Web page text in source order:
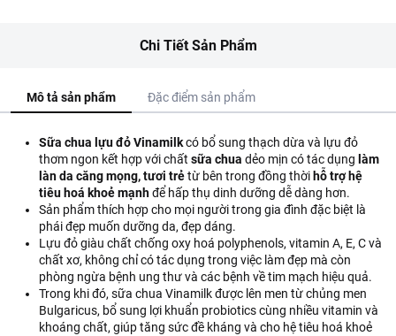
Chi Tiết Sản Phẩm
Mô tả sản phẩm Đặc điểm sản phẩm
Sữa chua lựu đỏ Vinamilkcó bổ sung thạch dừa và lựu đỏ
thơm ngon kết hợp với chất sữa chua dẻo mịn có tác dụng làm
làn da căng mọng, tươi trẻtừ bên trong đồng thời hỗ trợ hệ
tiêu hoá khoẻ mạnhđể hấp thụ dinh dưỡng dễ dàng hơn.
Sản phẩm thích hợp cho mọi người trong gia đình đặc biệt là
phái đẹp muốn dưỡng da, đẹp dáng.
Lựu đỏ giàu chất chống oxy hoá polyphenols, vitamin A, E, C và
chất xơ, không chỉ có tác dụng trong việc làm đẹp mà còn
phòng ngừa bệnh ung thư và các bệnh về tim mạch hiệu quả.
Trong khi đó, sữa chua Vinamilk được lên men từ chủng men
Bulgaricus, bổ sung lợi khuẩn probiotics cùng nhiều vitamin và
khoáng chất, giúp tăng sức đề kháng và cho hệ tiêu hoá khoẻ